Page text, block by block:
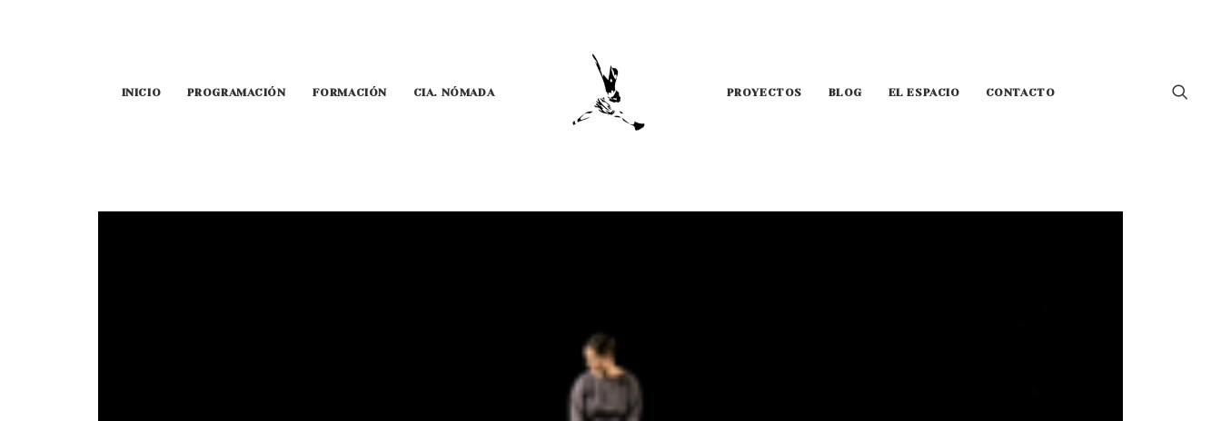
INICIO PROGRAMACIÓN FORMACIÓN CIA. NÓMADA PROYECTOS BLOG EL ESPACIO CONTACTO